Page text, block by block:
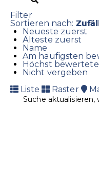
Filter
Sortieren nach:
Neueste zuerst
Älteste zuerst
Name
Am häufigsten
Höchst bewertete
Nicht vergeben
Liste
Raster
Suche